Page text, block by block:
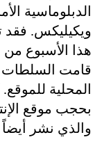
الدبلوماسية
ويكيليكس. فقد
هذا الأسبوع
قامت السلطات
المحلية
بحجب موقع
والذي نشر